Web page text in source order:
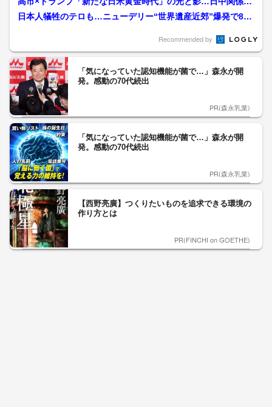
じれるジレンマと“ノーベ...
日本人犠牲のテロも…ニューデリー“世界遺産近郊”爆発で8人
Recommended by
「気になっていた認知機能が菌で…」森永が開
発。感動の70代続出
PR(森永乳業)
「気になっていた認知機能が菌で…」森永が開
発。感動の70代続出
PR(森永乳業)
【西野亮廣】つくりたいものを追求できる環境の
作り方とは
PR(FINCHI on GOETHE)